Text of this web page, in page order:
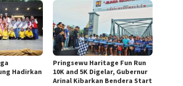
Hadirkan
Pringsewu Haritage Fun Run
10K and 5K Digelar, Gubernur
Arinal Kibarkan Bendera Start